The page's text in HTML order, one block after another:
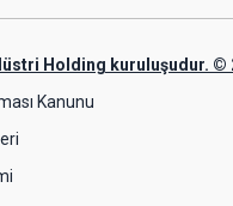
Holding kuruluşudur. ©
Kanunu